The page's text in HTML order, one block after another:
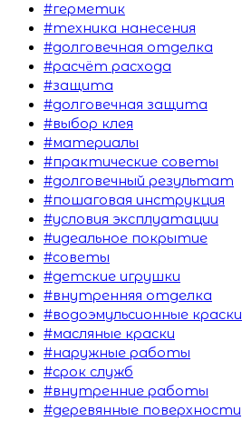
#герметик
#техника нанесения
#долговечная отделка
#расчёт расхода
#защита
#долговечная защита
#выбор клея
#материалы
#практические советы
#долговечный результат
#пошаговая инструкция
#условия эксплуатации
#идеальное покрытие
#советы
#детские игрушки
#внутренняя отделка
#водоэмульсионные краски
#масляные краски
#наружные работы
#срок служб
#внутренние работы
#деревянные поверхности